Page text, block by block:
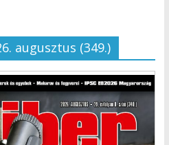
augusztus (349.)